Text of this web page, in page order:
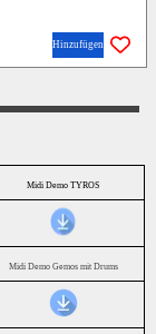
Hinzufügen
Midi Demo TYROS
Midi Demo Gemos mit Drums